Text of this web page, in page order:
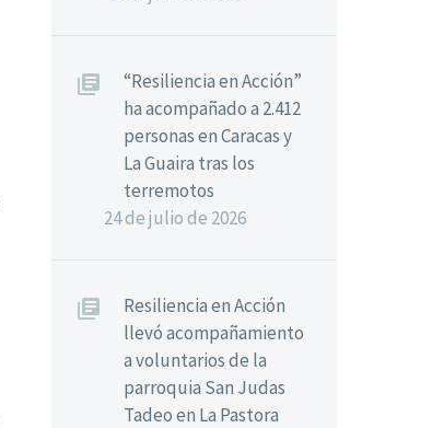
“Resiliencia en Acción”
ha acompañado a 2.412
personas en Caracas y
La Guaira tras los
terremotos
24 de julio de 2026
Resiliencia en Acción
llevó acompañamiento
a voluntarios de la
parroquia San Judas
Tadeo en La Pastora